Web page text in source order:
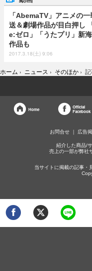
「AbemaTV」アニメの一
送＆劇場作品が目白押し
e:ゼロ」「うたプリ」新
作品も
2017.3.18(土) 9:06
ホーム › ニュース › そのほか ›
Home
Official
Facebook
お問合せ 広告
紹介した商品/
売上の一部が弊社
当サイトに掲載の記事・